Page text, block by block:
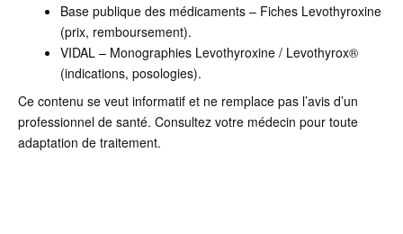
Base publique des médicaments – Fiches Levothyroxine
(prix, remboursement).
VIDAL – Monographies Levothyroxine / Levothyrox®
(indications, posologies).
Ce contenu se veut informatif et ne remplace pas l’avis d’un
professionnel de santé. Consultez votre médecin pour toute
adaptation de traitement.